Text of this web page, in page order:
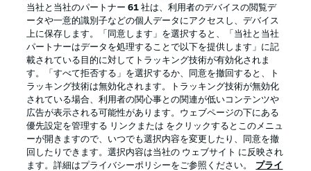
Football as it's meant to be
BUNDESLIGA APP
当社と当社のパートナー61 社は、利用者のデバイスの閲覧デ
ータや一意的識別子などの個人データにアクセスし、デバイス
上に保存します。「同意します」を選択すると、「当社と当社
パートナーはデータを処理することで以下を提供します」に記
載されている目的に対してトラッキング技術が有効化されま
す。「すべて拒否する」を選択するか、同意を撤回すると、ト
ラッキング技術は無効化されます。トラッキング技術が無効化
されている場合、利用者の関心事との関連が低いコンテンツや
広告が表示される可能性があります。ウェブページの下にある
優先設定を管理する リンクまたは をクリックするとこのメニュ
ーが開きますので、いつでも選択内容を変更したり、同意を撤
回したりできます。選択内容は当社の ウェブサイト に反映され
ます。詳細はプライバシーポリシーをご参照ください。
プライ